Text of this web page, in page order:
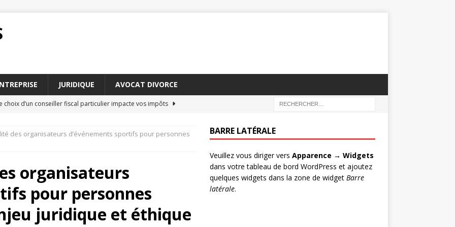
JURIDIQUE AVOCAT DIVORCE
choix d’un conseiller fiscal particulier impacte vos impôts
mise en état : erreurs fréquentes à éviter
DROIT
influencent le barème pension alimentaire en 2026
: comment rédiger une lettre efficace DROIT
des organisateurs d’événements sportifs pour personnes
organisateurs
pour personnes
juridique et éthique
BARRE LATÉRALE
Veuillez vous diriger vers Apparence → Widgets
dans votre tableau de bord WordPress et ajoutez
quelques widgets dans la zone de widget Barre
latérale.